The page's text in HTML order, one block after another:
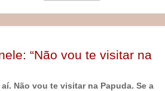
“Não vou te visitar na
Não vou te visitar na Papuda. Se a